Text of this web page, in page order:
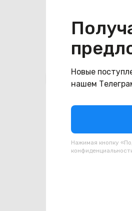
Новые
нашем
Нажимая кнопку
Похожие